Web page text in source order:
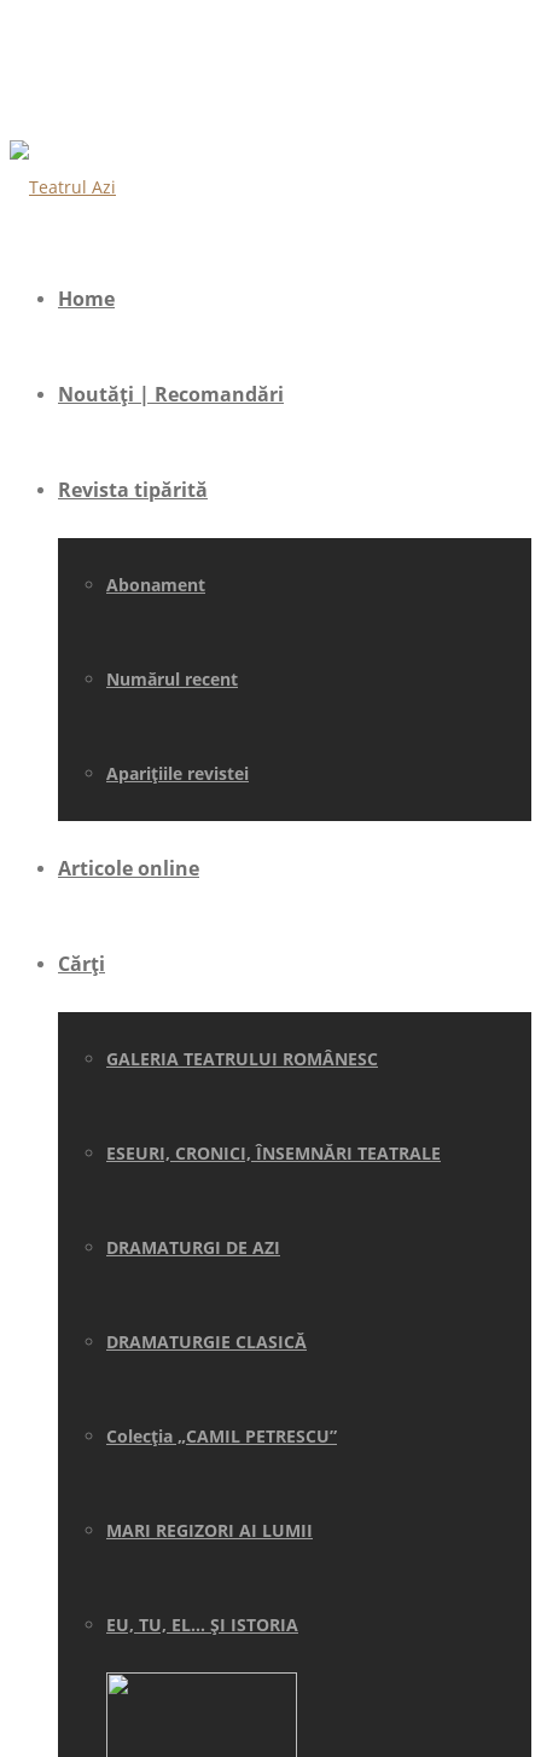
Home
Noutăți | Recomandări
Revista tipărită
Abonament
Numărul recent
Aparițiile revistei
Articole online
Cărți
GALERIA TEATRULUI ROMÂNESC
ESEURI, CRONICI, ÎNSEMNĂRI TEATRALE
DRAMATURGI DE AZI
DRAMATURGIE CLASICĂ
Colecţia „CAMIL PETRESCU”
MARI REGIZORI AI LUMII
EU, TU, EL… ŞI ISTORIA